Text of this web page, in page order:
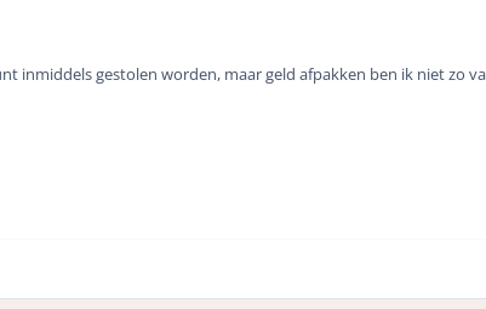
inmiddels gestolen worden, maar geld afpakken ben ik niet zo